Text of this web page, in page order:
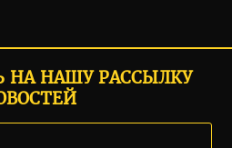
НА НАШУ РАССЫЛКУ